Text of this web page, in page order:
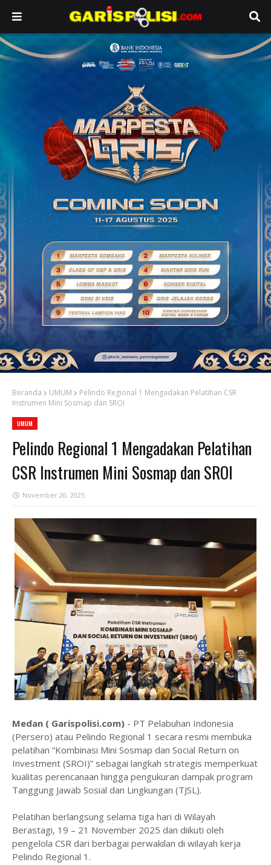
Beranda UMUM
Pelindo Regional 1 Mengadakan Pelatihan CSR
Instrumen Mini Sosmap dan SROI
UMUM
Pelindo Regional 1 Mengadakan Pelatihan
CSR Instrumen Mini Sosmap dan SROI
November 20, 2025
Medan ( Garispolisi.com) - PT Pelabuhan Indonesia
(Persero) atau Pelindo Regional 1 secara resmi membuka
pelatihan “Kombinasi Mini Sosmap dan Social Return on
Investment (SROI)” sebagai langkah strategis memperkuat
kualitas perencanaan hingga pengukuran dampak program
Tanggung Jawab Sosial dan Lingkungan (TJSL).
Pelatihan berlangsung selama tiga hari di Wilayah
Berastagi, 19 – 21 November 2025 dan diikuti oleh
pengelola CSR dari berbagai perwakilan di wilayah kerja
Pelindo Regional 1.